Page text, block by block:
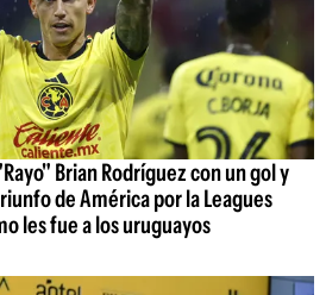
Brian Rodríguez con un gol y
de América por la Leagues
les fue a los uruguayos